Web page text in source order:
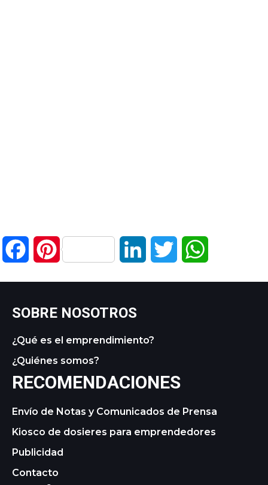
FacebookPinterest LinkedIn Twitter
SOBRE NOSOTROS
¿Qué es el emprendimiento?
¿Quiénes somos?
RECOMENDACIONES
Envío de Notas y Comunicados de Prensa
Kiosco de dosieres para emprendedores
Publicidad
Contacto